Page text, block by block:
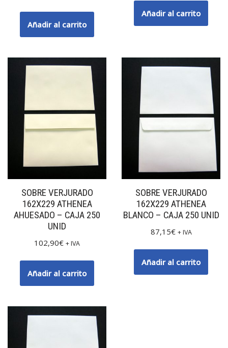
Añadir al carrito
Añadir al carrito
SOBRE VERJURADO
162X229 ATHENEA
AHUESADO – CAJA 250
UNID
102,90€ + IVA
Añadir al carrito
SOBRE VERJURADO
162X229 ATHENEA
BLANCO – CAJA 250 UNID
87,15€ + IVA
Añadir al carrito